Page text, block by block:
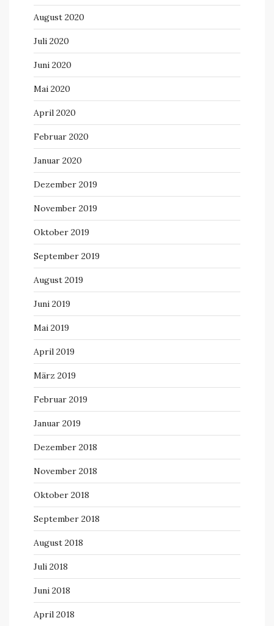
August 2020
Juli 2020
Juni 2020
Mai 2020
April 2020
Februar 2020
Januar 2020
Dezember 2019
November 2019
Oktober 2019
September 2019
August 2019
Juni 2019
Mai 2019
April 2019
März 2019
Februar 2019
Januar 2019
Dezember 2018
November 2018
Oktober 2018
September 2018
August 2018
Juli 2018
Juni 2018
April 2018